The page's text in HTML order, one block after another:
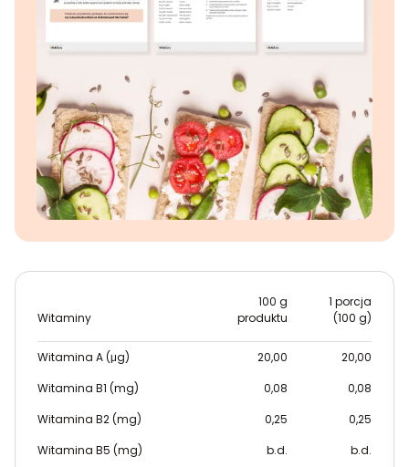
Witaminy
100 g
produktu
1 porcja
(100 g)
Witamina A (μg) 20,00
20,00
Witamina B1 (mg)
0,08
0,08
Witamina B2 (mg)
0,25
0,25
Witamina B5 (mg)
b.d.
b.d.